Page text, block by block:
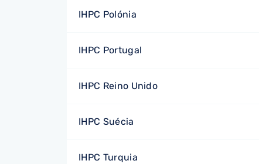
IHPC Polónia
IHPC Portugal
IHPC Reino Unido
IHPC Suécia
IHPC Turquia